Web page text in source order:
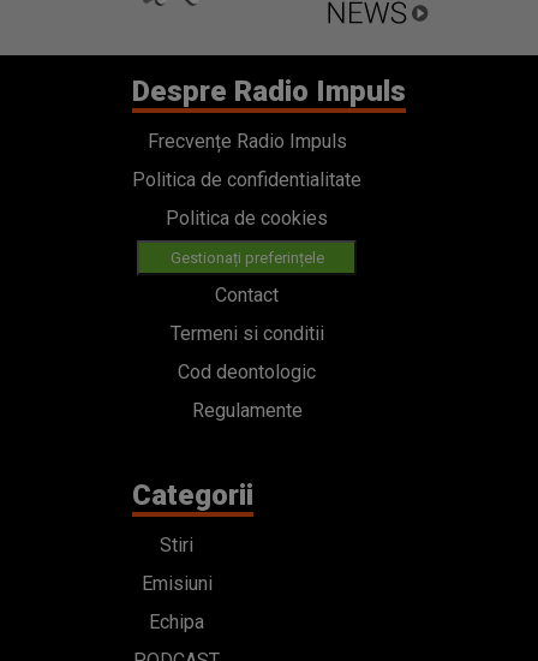
Despre Radio Impuls
Frecvențe Radio Impuls
Politica de confidentialitate
Politica de cookies
Gestionați preferințele
Contact
Termeni si conditii
Cod deontologic
Regulamente
Categorii
Stiri
Emisiuni
Echipa